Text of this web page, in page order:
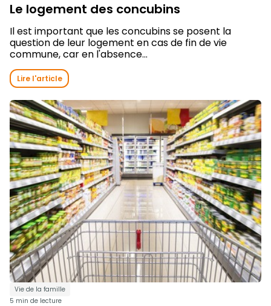
Le logement des concubins
Il est important que les concubins se posent la
question de leur logement en cas de fin de vie
commune, car en l'absence...
Lire l'article
Vie de la famille
5 min de lecture